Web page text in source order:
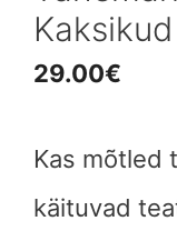
Kaksikud
29.00€
Kas mõtled
käituvad